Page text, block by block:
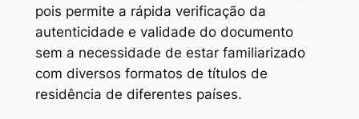
pois permite a rápida verificação da
autenticidade e validade do documento
sem a necessidade de estar familiarizado
com diversos formatos de títulos de
residência de diferentes países.